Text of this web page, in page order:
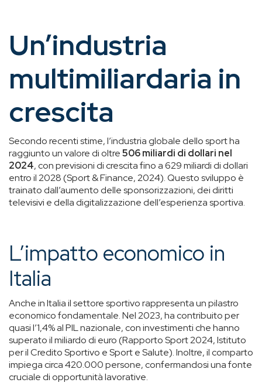
Un’industria
multimiliardaria in
crescita
Secondo recenti stime, l’industria globale dello sport ha
raggiunto un valore di oltre506 miliardi di dollari nel
2024, con previsioni di crescita fino a 629 miliardi di dollari
entro il 2028 (Sport & Finance, 2024). Questo sviluppo è
trainato dall’aumento delle sponsorizzazioni, dei diritti
televisivi e della digitalizzazione dell’esperienza sportiva.
L’impatto economico in
Italia
Anche in Italia il settore sportivo rappresenta un pilastro
economico fondamentale. Nel 2023, ha contribuito per
quasi l’1,4% al PIL nazionale, con investimenti che hanno
superato il miliardo di euro (Rapporto Sport 2024, Istituto
per il Credito Sportivo e Sport e Salute). Inoltre, il comparto
impiega circa 420.000 persone, confermandosi una fonte
cruciale di opportunità lavorative.